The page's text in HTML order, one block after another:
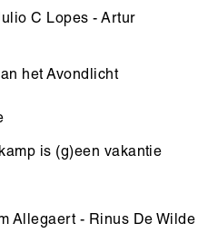
C Lopes - Artur
het Avondlicht
is (g)een vakantie
Allegaert - Rinus De Wilde